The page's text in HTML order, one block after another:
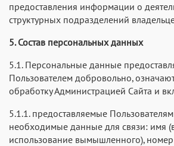
предоставления информации о
структурных подразделений
5. Состав персональных данных
5.1. Персональные данные
Пользователем добровольно,
обработку Администрацией Сайта и
5.1.1. предоставляемые
необходимые данные для связи: имя
использование вымышленного),